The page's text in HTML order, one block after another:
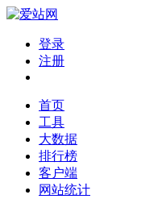
登录
注册
首页
工具
大数据
排行榜
客户端
网站统计